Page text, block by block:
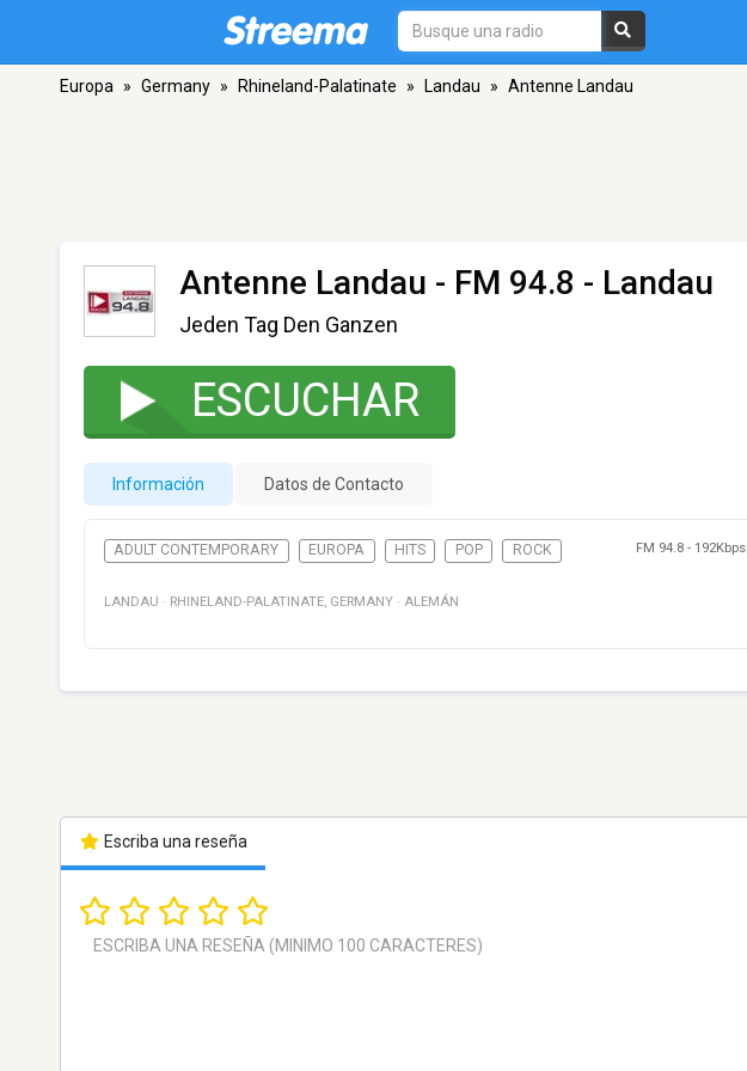
Europa » Germany » Rhineland-Palatinate » Landau » Antenne Landau
Antenne Landau - FM 94.8 - Landau
Jeden Tag Den Ganzen
ESCUCHAR
Información Datos de Contacto
ADULT CONTEMPORARY EUROPA HITS POP ROCK FM 94.8 - 192Kbps
LANDAU · RHINELAND-PALATINATE, GERMANY · ALEMÁN
Escriba una reseña